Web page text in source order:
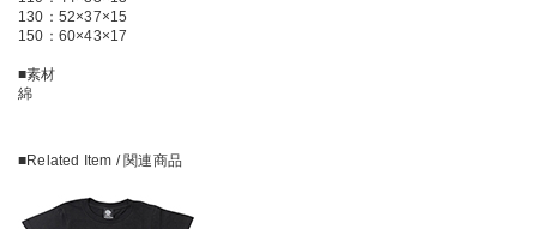
130：52×37×15
150：60×43×17
■素材
綿
■Related Item / 関連商品